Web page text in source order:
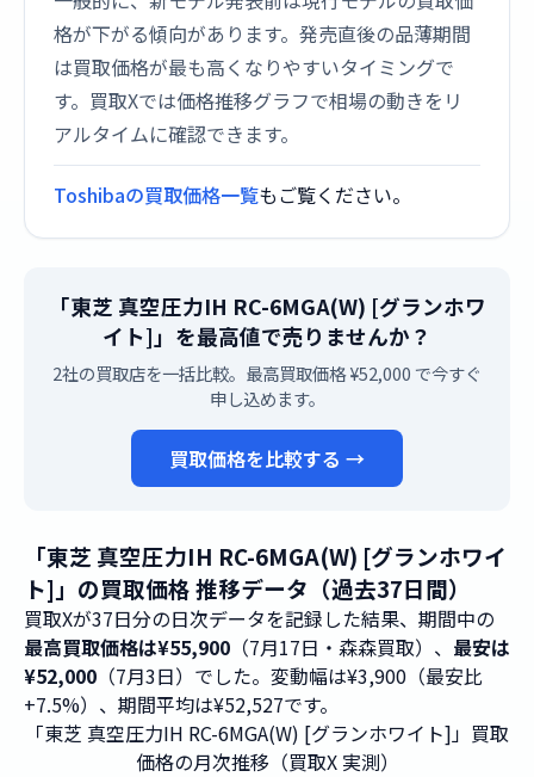
格が下がる傾向があります。発売直後の品薄期間
は買取価格が最も高くなりやすいタイミングで
す。買取Xでは価格推移グラフで相場の動きをリ
アルタイムに確認できます。
Toshibaの買取価格一覧もご覧ください。
「東芝 真空圧力IH RC-6MGA(W) [グランホワ
イト]」を最高値で売りませんか？
2社の買取店を一括比較。最高買取価格 ¥52,000 で今すぐ
申し込めます。
買取価格を比較する →
「東芝 真空圧力IH RC-6MGA(W) [グランホワイ
ト]」の買取価格 推移データ（過去37日間）
買取Xが37日分の日次データを記録した結果、期間中の
最高買取価格は¥55,900 （7月17日・森森買取）、 最安は
¥52,000 （7月3日）でした。変動幅は¥3,900（最安比
+7.5%）、期間平均は¥52,527です。
「東芝 真空圧力IH RC-6MGA(W) [グランホワイト]」買取
価格の月次推移（買取X 実測）